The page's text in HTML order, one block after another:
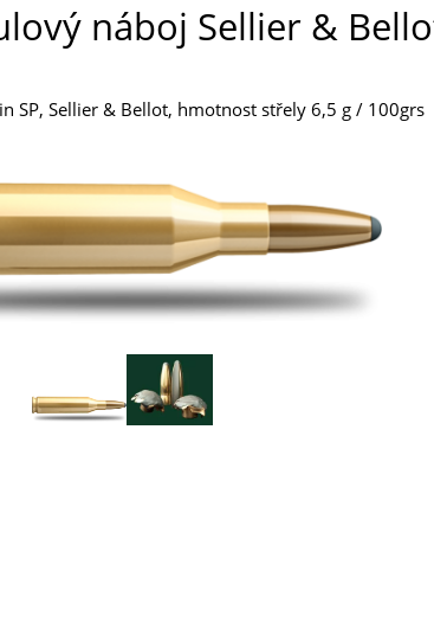
náboj Sellier &
SP, Sellier & Bellot, hmotnost střely 6,5 g / 100grs